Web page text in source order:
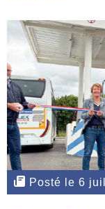
Posté le 6